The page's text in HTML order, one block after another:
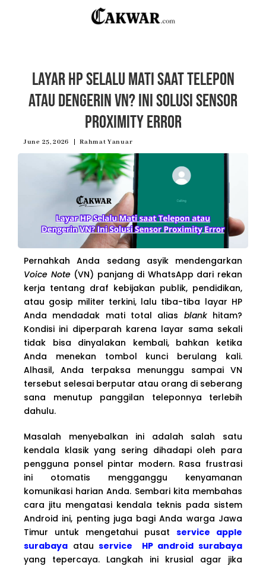
Layar HP Selalu Mati saat Telepon
atau Dengerin VN? Ini Solusi Sensor
Proximity Error
June 25, 2026 Rahmat Yanuar
Pernahkah Anda sedang asyik mendengarkan
Voice Note(VN) panjang di WhatsApp dari rekan
kerja tentang draf kebijakan publik, pendidikan,
atau gosip militer terkini, lalu tiba-tiba layar HP
Anda mendadak mati total alias blankhitam?
Kondisi ini diperparah karena layar sama sekali
tidak bisa dinyalakan kembali, bahkan ketika
Anda menekan tombol kunci berulang kali.
Alhasil, Anda terpaksa menunggu sampai VN
tersebut selesai berputar atau orang di seberang
sana menutup panggilan teleponnya terlebih
dahulu.
Masalah menyebalkan ini adalah salah satu
kendala klasik yang sering dihadapi oleh para
pengguna ponsel pintar modern. Rasa frustrasi
ini otomatis mengganggu kenyamanan
komunikasi harian Anda. Sembari kita membahas
cara jitu mengatasi kendala teknis pada sistem
Android ini, penting juga bagi Anda warga Jawa
Timur untuk mengetahui pusat service apple
surabaya atauservice HP android surabaya
yang tepercaya. Langkah ini krusial agar jika